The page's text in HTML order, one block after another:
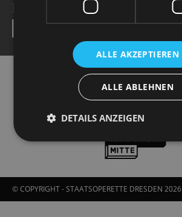
NEWSLETTER
© COPYRIGHT - STAATSOPERETTE DRESDEN 2026
ALLE AKZEPTIEREN
ALLE ABLEHNEN
DETAILS ANZEIGEN